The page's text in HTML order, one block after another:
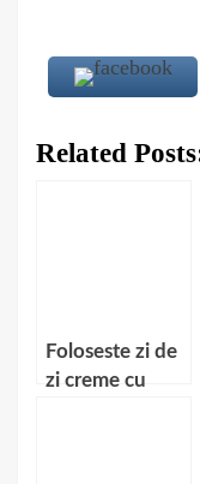
Related
Foloseste zi de
zi creme cu